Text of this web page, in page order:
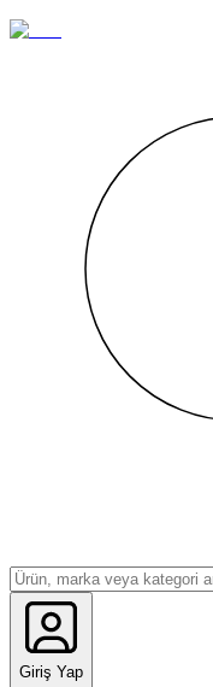
Giriş Yap